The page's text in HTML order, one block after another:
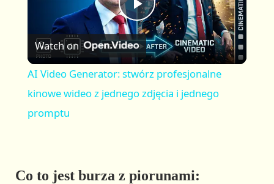
s
c
r
n
P
l
a
V
Watch on
AI Video Generator: stwórz profesjonalne
kinowe wideo z jednego zdjęcia i jednego
promptu
Co to jest burza z piorunami: